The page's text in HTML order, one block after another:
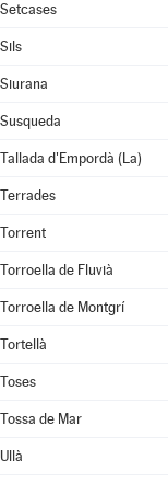
Setcases
Sils
Siurana
Susqueda
Tallada d'Empordà (La)
Terrades
Torrent
Torroella de Fluvià
Torroella de Montgrí
Tortellà
Toses
Tossa de Mar
Ullà